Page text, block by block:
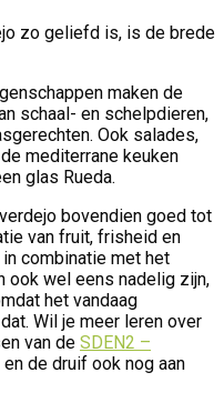
zo geliefd is, is de brede
maken de
schaal- en schelpdieren,
Ook salades,
mediterrane keuken
glas Rueda.
bovendien goed tot
van fruit, frisheid en
combinatie met het
ook wel eens nadelig zijn,
het vandaag
Wil je meer leren over
van de SDEN2 –
de druif ook nog aan